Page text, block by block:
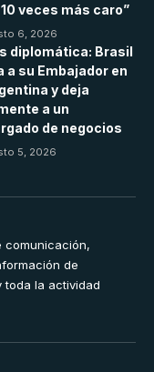
veces más caro”
6, 2026
diplomática: Brasil
a su Embajador en
y deja
a un
de negocios
5, 2026
comunicación,
de
toda la actividad